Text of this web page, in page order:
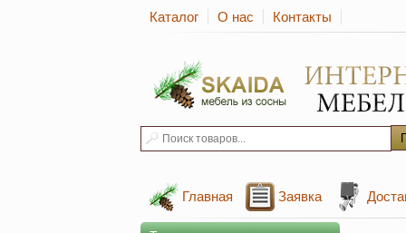
Каталог О нас Контакты
Главная Заявка